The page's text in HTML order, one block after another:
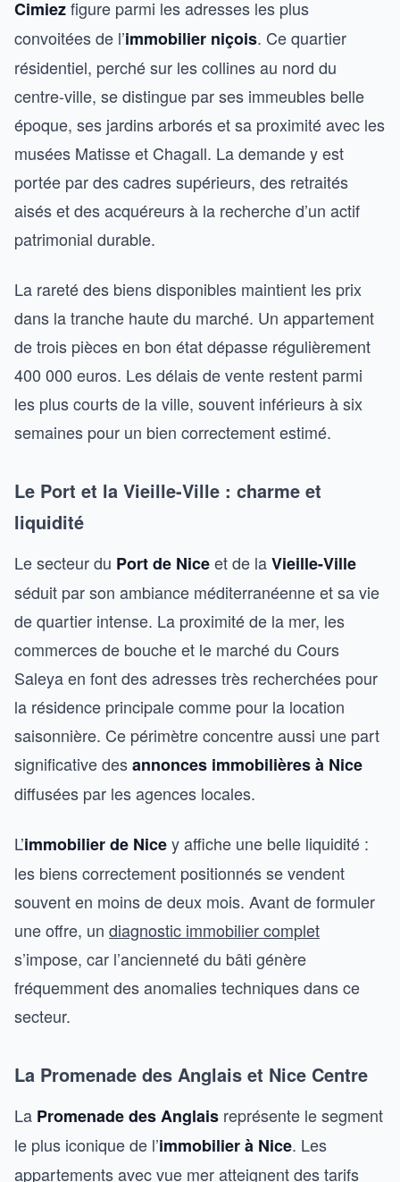
Cimiezfigure parmi les adresses les plus
convoitées de l’immobilier niçois. Ce quartier
résidentiel, perché sur les collines au nord du
centre-ville, se distingue par ses immeubles belle
époque, ses jardins arborés et sa proximité avec les
musées Matisse et Chagall. La demande y est
portée par des cadres supérieurs, des retraités
aisés et des acquéreurs à la recherche d’un actif
patrimonial durable.
La rareté des biens disponibles maintient les prix
dans la tranche haute du marché. Un appartement
de trois pièces en bon état dépasse régulièrement
400 000 euros. Les délais de vente restent parmi
les plus courts de la ville, souvent inférieurs à six
semaines pour un bien correctement estimé.
Le Port et la Vieille-Ville : charme et
liquidité
Le secteur du Port de Niceet de laVieille-Ville
séduit par son ambiance méditerranéenne et sa vie
de quartier intense. La proximité de la mer, les
commerces de bouche et le marché du Cours
Saleya en font des adresses très recherchées pour
la résidence principale comme pour la location
saisonnière. Ce périmètre concentre aussi une part
significative desannonces immobilières à Nice
diffusées par les agences locales.
L’immobilier de Nicey affiche une belle liquidité :
les biens correctement positionnés se vendent
souvent en moins de deux mois. Avant de formuler
une offre, un diagnostic immobilier complet
s’impose, car l’ancienneté du bâti génère
fréquemment des anomalies techniques dans ce
secteur.
La Promenade des Anglais et Nice Centre
La Promenade des Anglais représente le segment
le plus iconique de l’immobilier à Nice. Les
appartements avec vue mer atteignent des tarifs